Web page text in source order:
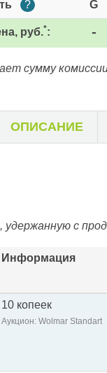
? G
руб.*: -
сумму
ОПИСАНИЕ
удержанную с
Информация
10 копеек
Аукцион: Wolmar Standart